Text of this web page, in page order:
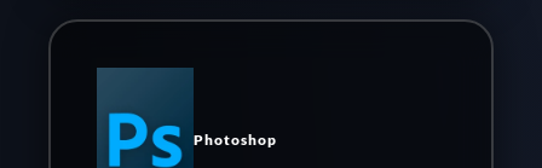
Photoshop